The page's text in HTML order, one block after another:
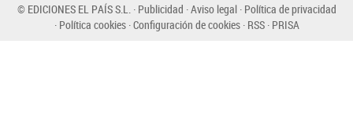
© EDICIONES EL PAÍS S.L. Publicidad Aviso legal Política de privacidad
Política cookies Configuración de cookies RSS PRISA